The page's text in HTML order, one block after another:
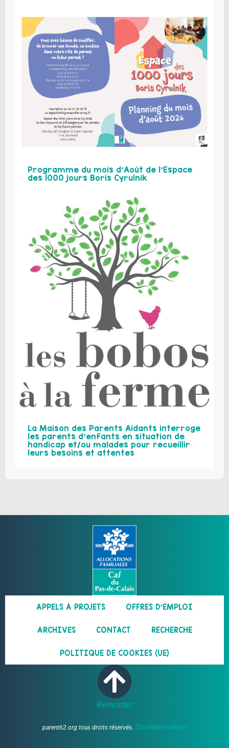
Programme du mois d’Août de l’Espace
des 1000 jours Boris Cyrulnik
La Maison des Parents Aidants interroge
les parents d’enfants en situation de
handicap et/ou malades pour recueillir
leurs besoins et attentes
APPELS À PROJETS OFFRES D’EMPLOI
ARCHIVES CONTACT RECHERCHE
POLITIQUE DE COOKIES (UE)
Remonter
parent62.org tous droits réservés. Confidentialités